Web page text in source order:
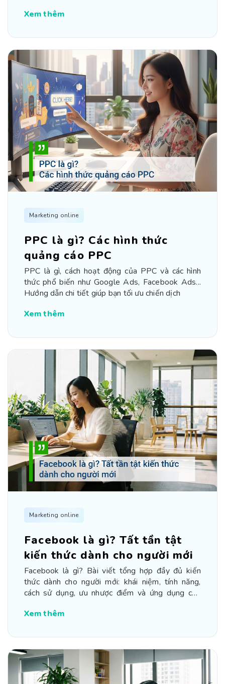
Xem thêm
Marketing online
PPC là gì? Các hình thức
quảng cáo PPC
PPC là gì, cách hoạt động của PPC và các hình
thức phổ biến như Google Ads, Facebook Ads...
Hướng dẫn chi tiết giúp bạn tối ưu chiến dịch
Xem thêm
Marketing online
Facebook là gì? Tất tần tật
kiến thức dành cho người mới
Facebook là gì? Bài viết tổng hợp đầy đủ kiến
thức dành cho người mới: khái niệm, tính năng,
cách sử dụng, ưu nhược điểm và ứng dụng của
Xem thêm